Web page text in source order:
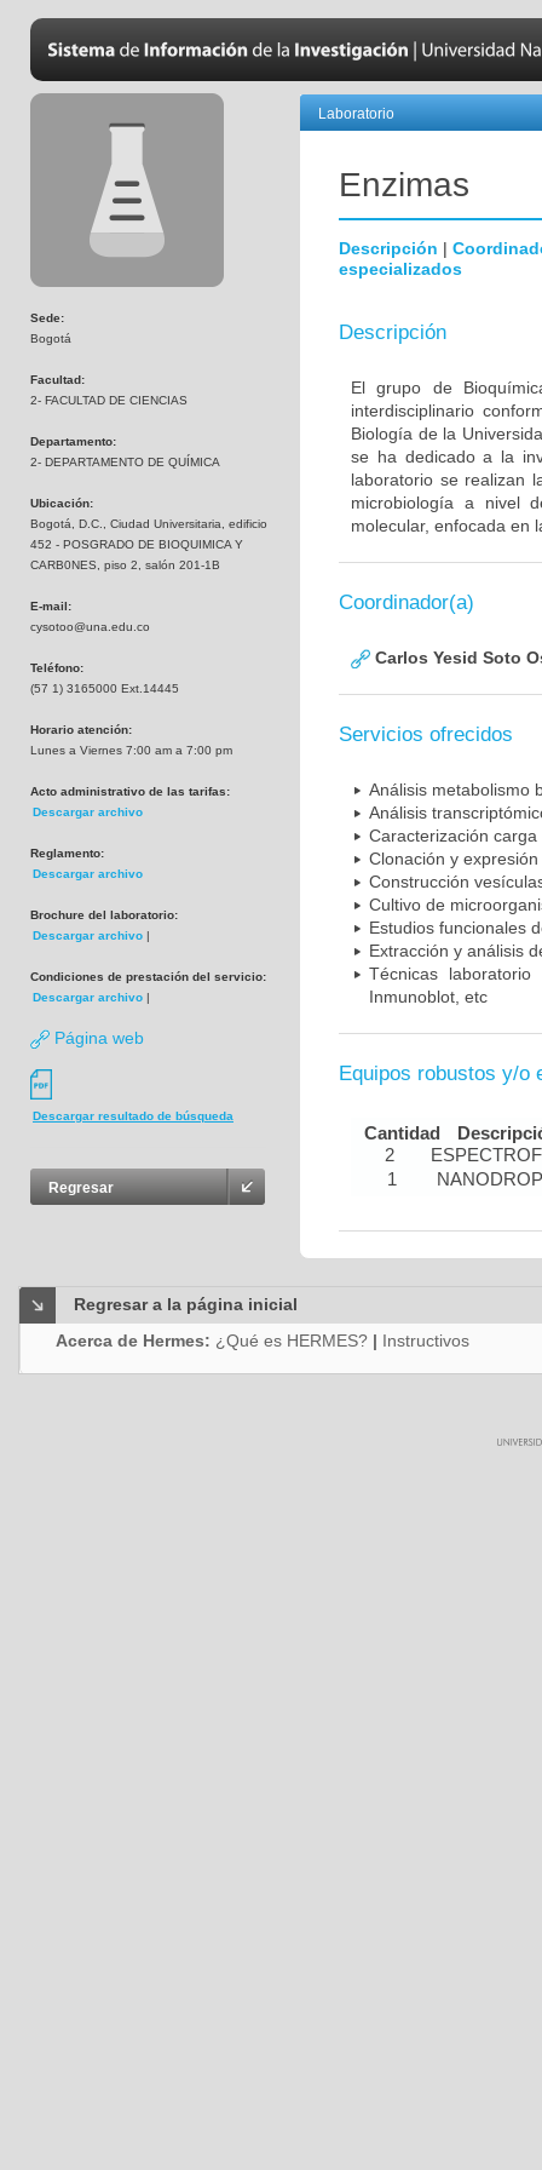
Sede:
Bogotá
Facultad:
2- FACULTAD DE CIENCIAS
Departamento:
2- DEPARTAMENTO DE QUÍMICA
Ubicación:
Bogotá, D.C., Ciudad Universitaria, edificio
452 - POSGRADO DE BIOQUIMICA Y
CARB0NES, piso 2, salón 201-1B
E-mail:
cysotoo@una.edu.co
Teléfono:
(57 1) 3165000 Ext.14445
Horario atención:
Lunes a Viernes 7:00 am a 7:00 pm
Acto administrativo de las tarifas:
Descargar archivo
Reglamento:
Descargar archivo
Brochure del laboratorio:
Descargar archivo |
Condiciones de prestación del servicio:
Descargar archivo |
Página web
Descargar resultado de búsqueda
Regresar
Laboratorio
Enzimas
Descripción |
especializados
Descripción
El grupo de
interdisciplinario
Biología de la
se ha dedicado a la
laboratorio se realizan
microbiología a nivel
molecular, enfocada en
Coordinador(a)
Carlos Yesid Soto
Servicios ofrecidos
Análisis metabolismo
Análisis
Caracterización
Clonación y
Construcción
Cultivo de
Estudios funcionales
Extracción y análisis
Técnicas laboratorio
Inmunoblot, etc
Equipos robustos y/o
Cantidad
2
1
NANODROP
Regresar a la página inicial
Acerca de Hermes: ¿Qué es HERMES? | Instructivos